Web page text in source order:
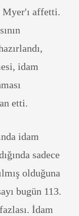
Myer'ı affetti.
idam
etti.
idam
sadece
olduğuna
bugün 113.
İdam